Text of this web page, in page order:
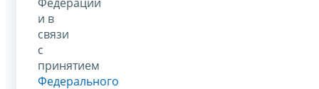
и в
связи
с
принятием
Федерального